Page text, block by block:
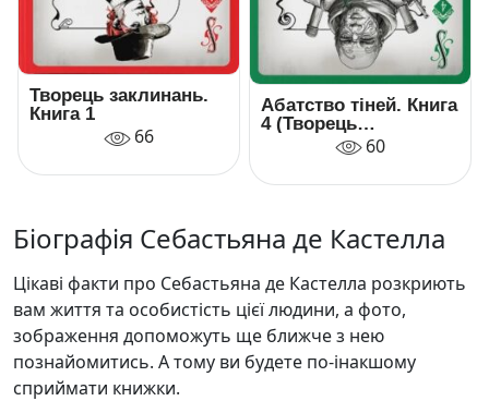
Творець заклинань.
Книга 1
66
Абатство тіней. Книга
4 (Творець
заклинань) 60
Біографія Себастьяна де Кастелла
Цікаві факти про Себастьяна де Кастелла розкриють
вам життя та особистість цієї людини, а фото,
зображення допоможуть ще ближче з нею
познайомитись. А тому ви будете по-інакшому
сприймати книжки.